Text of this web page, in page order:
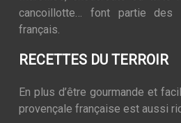
cancoillotte… font partie des
français.
RECETTES DU TERROIR
En plus d’être gourmande et
provençale française est aussi